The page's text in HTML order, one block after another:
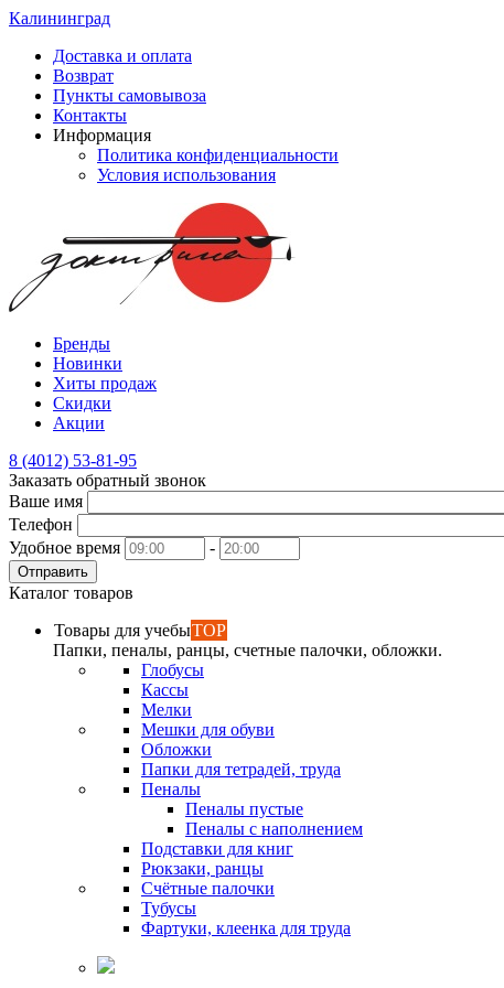
Калининград
Доставка и оплата
Возврат
Пункты самовывоза
Контакты
Информация
Политика конфиденциальности
Условия использования
Бренды
Новинки
Хиты продаж
Скидки
Акции
8 (4012) 53-81-95
Заказать обратный звонок
Ваше имя
Телефон
Удобное время
-
Отправить
Каталог товаров
Товары для учебыTOP
Папки, пеналы, ранцы, счетные палочки, обложки.
Глобусы
Кассы
Мелки
Мешки для обуви
Обложки
Папки для тетрадей, труда
Пеналы
Пеналы пустые
Пеналы с наполнением
Подставки для книг
Рюкзаки, ранцы
Счётные палочки
Тубусы
Фартуки, клеенка для труда